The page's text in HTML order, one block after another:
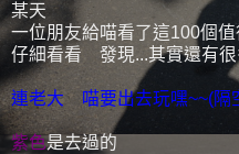
某天
一位朋友給喵看了這100個
仔細看看 發現...其實還有很
連老大 喵要出去玩嘿~~(隔
紫色是去過的